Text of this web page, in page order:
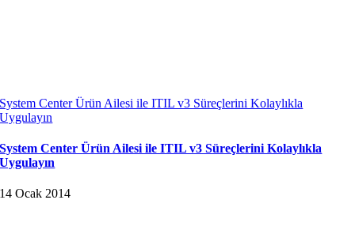
System Center Ürün Ailesi ile ITIL v3 Süreçlerini Kolaylıkla
Uygulayın
System Center Ürün Ailesi ile ITIL v3 Süreçlerini Kolaylıkla
Uygulayın
14 Ocak 2014